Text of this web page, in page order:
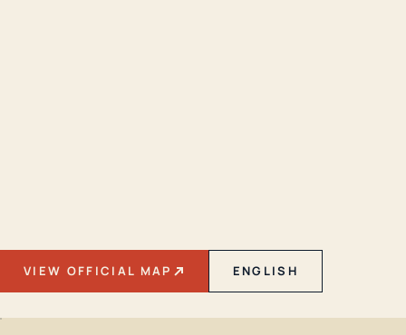
VIEW OFFICIAL MAP ENGLISH